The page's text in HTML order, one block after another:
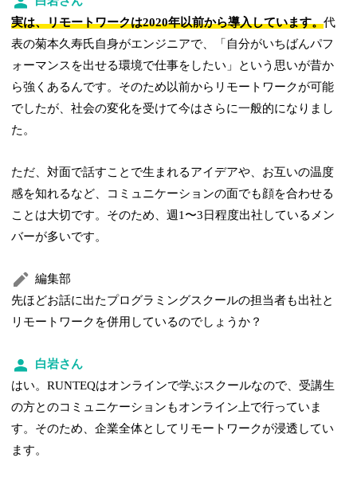
実は、リモートワークは2020年以前から導入しています。代
表の菊本久寿氏自身がエンジニアで、「自分がいちばんパフ
ォーマンスを出せる環境で仕事をしたい」という思いが昔か
ら強くあるんです。そのため以前からリモートワークが可能
でしたが、社会の変化を受けて今はさらに一般的になりまし
た。
ただ、対面で話すことで生まれるアイデアや、お互いの温度
感を知れるなど、コミュニケーションの面でも顔を合わせる
ことは大切です。そのため、週1〜3日程度出社しているメン
バーが多いです。
編集部
先ほどお話に出たプログラミングスクールの担当者も出社と
リモートワークを併用しているのでしょうか？
白岩さん
はい。RUNTEQはオンラインで学ぶスクールなので、受講生
の方とのコミュニケーションもオンライン上で行っていま
す。そのため、企業全体としてリモートワークが浸透してい
ます。